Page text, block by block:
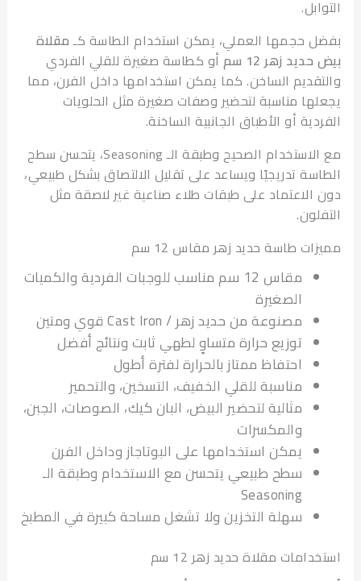
حجمها العملي، يمكن استخدام الطاسة كـمقلاة
زهر 12 سم
أو كطاسة صغيرة للقلي الفردي
الساخن. كما يمكن استخدامها داخل الفرن، مما
مناسبة لتحضير وصفات صغيرة مثل الحلويات
أو الأطباق الجانبية الساخنة.
مع الاستخدام الصحيح وطبقة الـ Seasoning، يتحسن سطح
تدريجيًا ويساعد على تقليل الالتصاق بشكل طبيعي،
على طبقات طلاء صناعية غير لاصقة مثل
طاسة حديد زهر مقاس 12 سم
مقاس 12 سم مناسب للوجبات الفردية والكميات
الصغيرة
مصنوعة من حديد زهر / Cast Iron قوي ومتين
توزيع حرارة متساوٍ لطهي ثابت ونتائج أفضل
احتفاظ ممتاز بالحرارة لفترة أطول
مناسبة للقلي الخفيف، التسخين، والتحمير
مثالية لتحضير البيض، البان كيك، الصوصات، الجبن،
والمكسرات
يمكن استخدامها على البوتاجاز وداخل الفرن
سطح طبيعي يتحسن مع الاستخدام وطبقة الـ
Seasoning
سهلة التخزين ولا تشغل مساحة كبيرة في المطبخ
مقلاة حديد زهر 12 سم